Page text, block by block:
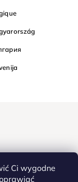
Ci wygodne